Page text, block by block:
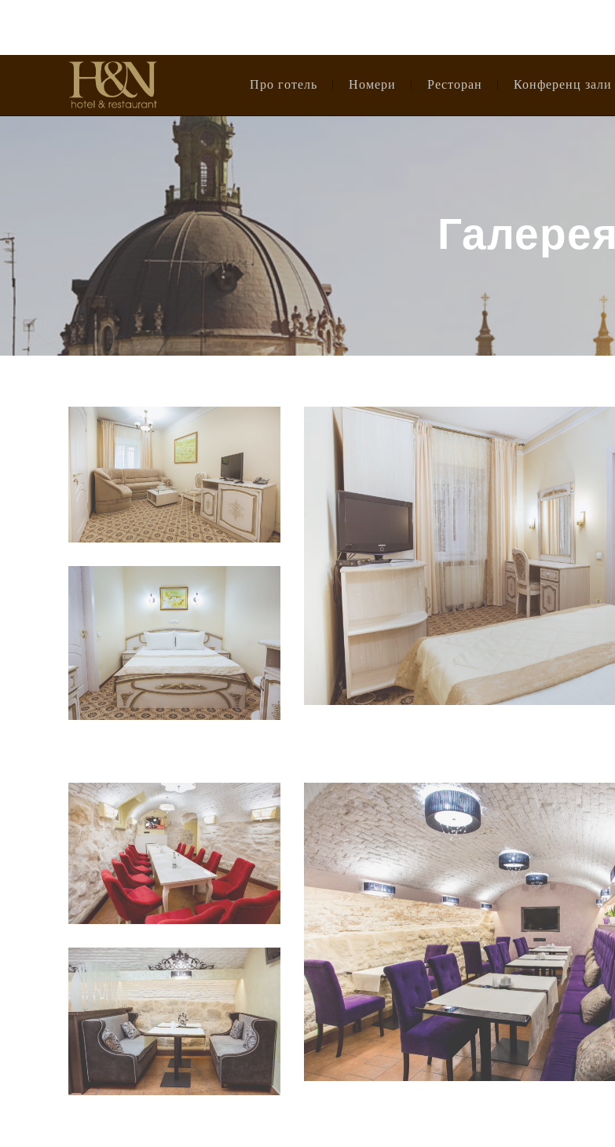
Про готель Номери Ресторан Конференц зали
Галерея
Переглянути
Переглянути
Переглянути
Переглянути
Переглянути
Переглянути